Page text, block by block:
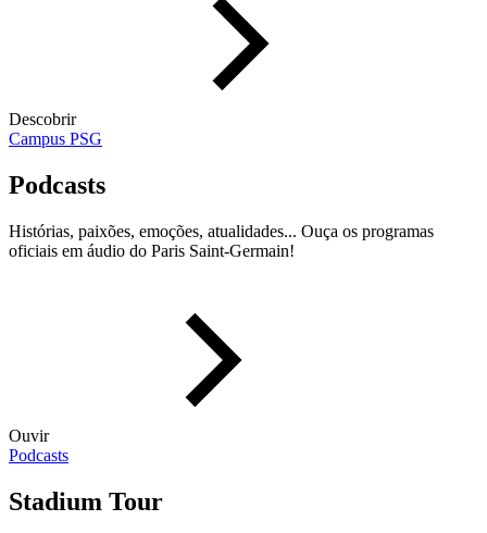
Descobrir
Campus PSG
Podcasts
Histórias, paixões, emoções, atualidades... Ouça os programas
oficiais em áudio do Paris Saint-Germain!
Ouvir
Podcasts
Stadium Tour